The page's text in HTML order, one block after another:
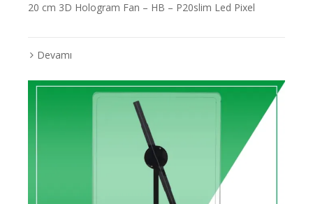
20 cm 3D Hologram Fan – HB – P20slim Led Pixel
Devamı